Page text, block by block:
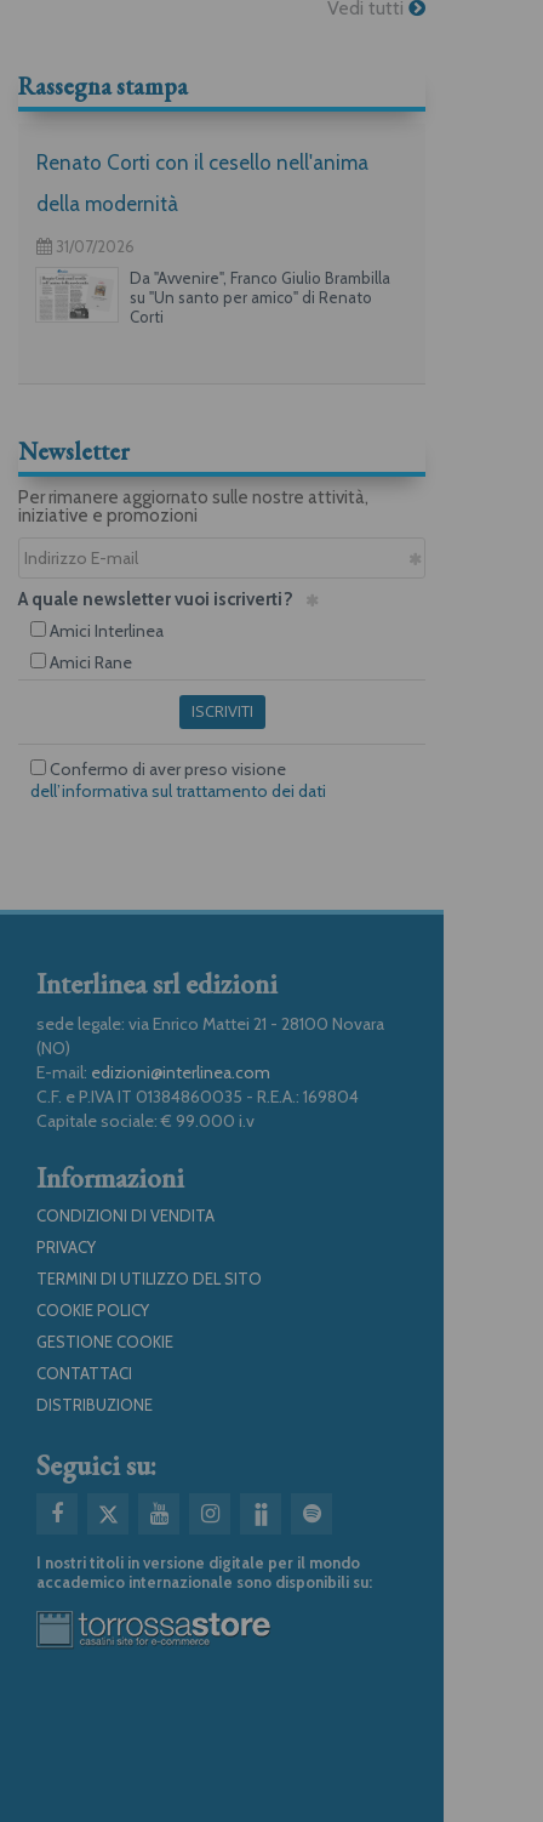
Vedi tutti
Rassegna stampa
Renato Corti con il cesello nell'anima
della modernità
31/07/2026
Da "Avvenire", Franco Giulio Brambilla
su "Un santo per amico" di Renato
Corti
Newsletter
Per rimanere aggiornato sulle nostre attività,
iniziative e promozioni
A quale newsletter vuoi iscriverti?
Amici Interlinea
Amici Rane
ISCRIVITI
Confermo di aver preso visione
dell’informativa sul trattamento dei dati
Interlinea srl edizioni
sede legale: via Enrico Mattei 21 - 28100 Novara
(NO)
E-mail: edizioni@interlinea.com
C.F. e P.IVA IT 01384860035 - R.E.A.: 169804
Capitale sociale: € 99.000 i.v
Informazioni
CONDIZIONI DI VENDITA
PRIVACY
TERMINI DI UTILIZZO DEL SITO
COOKIE POLICY
GESTIONE COOKIE
CONTATTACI
DISTRIBUZIONE
Seguici su:
I nostri titoli in versione digitale per il mondo
accademico internazionale sono disponibili su: